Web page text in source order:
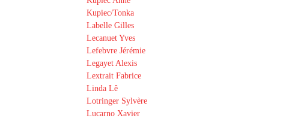
Kupiec/Tonka
Labelle Gilles
Lecanuet Yves
Lefebvre Jérémie
Legayet Alexis
Lextrait Fabrice
Linda Lê
Lotringer Sylvère
Lucarno Xavier